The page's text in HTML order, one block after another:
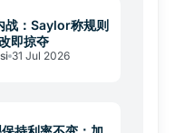
战：Saylor称规则
即掠夺
31 Jul 2026